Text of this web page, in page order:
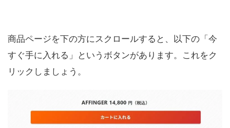
商品ページを下の方にスクロールすると、以下の「今
すぐ手に入れる」というボタンがあります。これをク
リックしましょう。